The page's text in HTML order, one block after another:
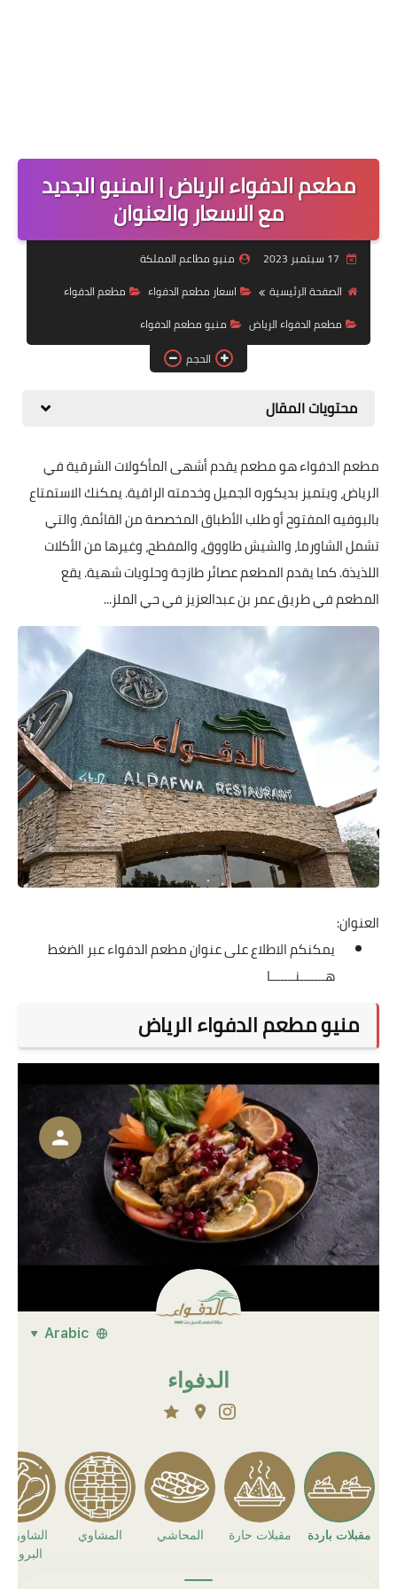
مطعم الدفواء الرياض | المنيو الجديد
مع الاسعار والعنوان
منيو مطاعم المملكة
الصفحة الرئيسية
اسعار مطعم الدفواء
مطعم الدفواء
مطعم الدفواء الرياض
منيو مطعم الدفواء
الحجم
محتويات المقال
مطعم الدفواء هو مطعم يقدم أشهى المأكولات الشرقية في
الرياض، ويتميز بديكوره الجميل وخدمته الراقية. يمكنك الاستمتاع
بالبوفيه المفتوح أو طلب الأطباق المخصصة من القائمة، والتي
تشمل الشاورما، والشيش طاووق، والمفطح، وغيرها من الأكلات
اللذيذة. كما يقدم المطعم عصائر طازجة وحلويات شهية. يقع
المطعم في طريق عمر بن عبدالعزيز في حي الملز...
العنوان:
يمكنكم الاطلاع على عنوان مطعم الدفواء عبر الضغط
هـــــــنـــــــا
منيو مطعم الدفواء الرياض